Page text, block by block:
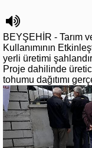
BEYŞEHİR - Tarım
Kullanımının
yerli üretimi
Proje dahilinde
tohumu dağıtımı